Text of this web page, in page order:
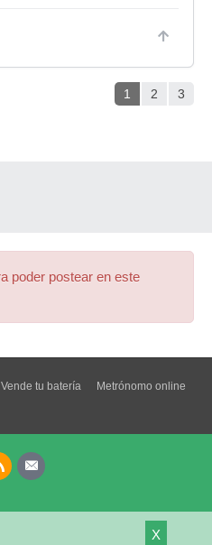
1 2 3
poder postear en este
X
Vende tu batería
Metrónomo online